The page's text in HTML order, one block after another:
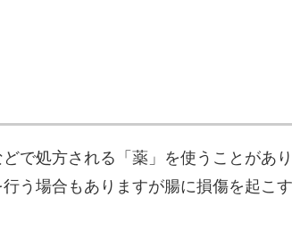
で処方される「薬」を使うことがあ
う場合もありますが腸に損傷を起こ